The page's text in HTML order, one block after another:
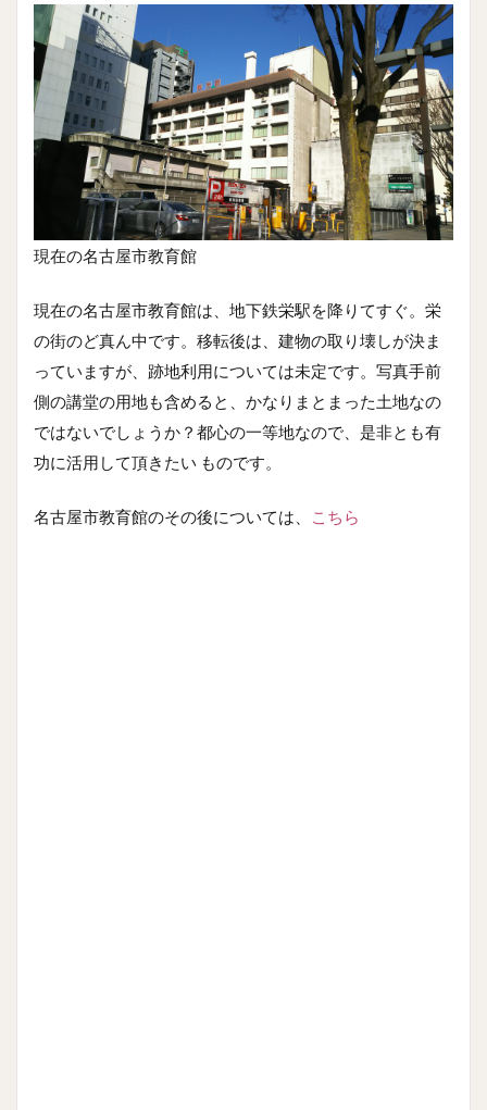
現在の名古屋市教育館
現在の名古屋市教育館は、地下鉄栄駅を降りてすぐ。栄
の街のど真ん中です。移転後は、建物の取り壊しが決ま
っていますが、跡地利用については未定です。写真手前
側の講堂の用地も含めると、かなりまとまった土地なの
ではないでしょうか？都心の一等地なので、是非とも有
功に活用して頂きたい ものです。
名古屋市教育館のその後については、 こちら